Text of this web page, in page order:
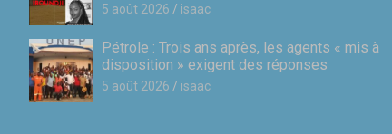
5 août 2026 isaac
Pétrole : Trois ans après, les agents « mis à
disposition » exigent des réponses
5 août 2026 isaac